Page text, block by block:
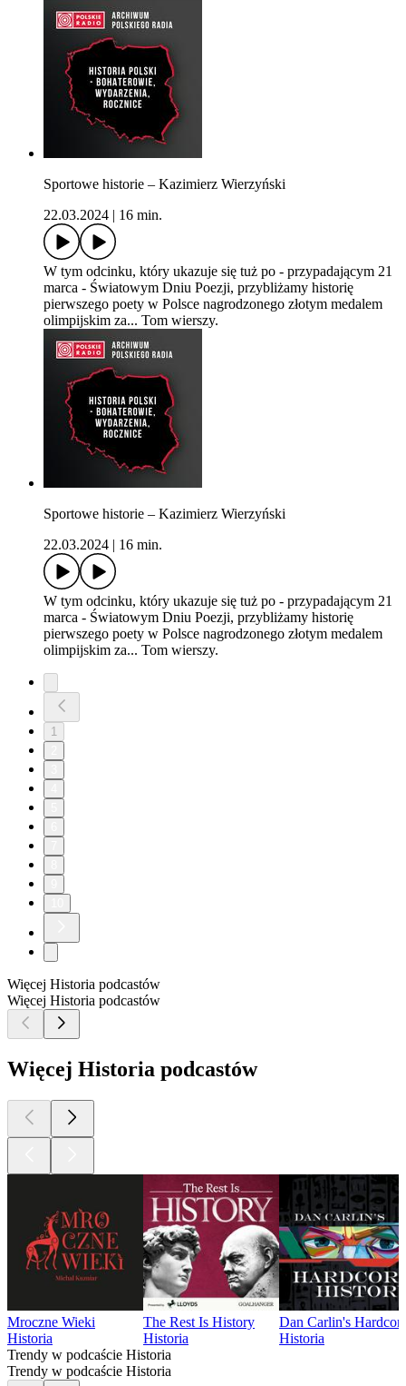
Sportowe historie – Kazimierz Wierzyński
22.03.2024
16 min.
W tym odcinku, który ukazuje się tuż po - przypadającym 21
marca - Światowym Dniu Poezji, przybliżamy historię
pierwszego poety w Polsce nagrodzonego złotym medalem
olimpijskim za... Tom wierszy.
Sportowe historie – Kazimierz Wierzyński
22.03.2024
16 min.
W tym odcinku, który ukazuje się tuż po - przypadającym 21
marca - Światowym Dniu Poezji, przybliżamy historię
pierwszego poety w Polsce nagrodzonego złotym medalem
olimpijskim za... Tom wierszy.
1
Więcej Historia podcastów
Więcej Historia podcastów
Więcej Historia podcastów
Mroczne Wieki
Historia
The Rest Is History
Historia
Dan Carlin's
Historia
Trendy w podcaście Historia
Trendy w podcaście Historia